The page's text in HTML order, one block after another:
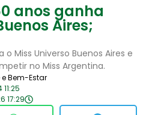
anos ganha
Aires;
Miss Universo Buenos Aires e
no Miss Argentina.
Bem-Estar
17:29